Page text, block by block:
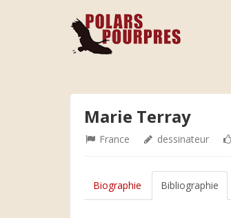
Marie Terray
France dessinateur
Biographie Bibliographie